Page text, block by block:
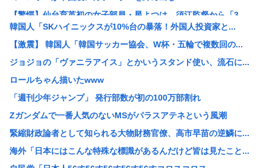
【驚愕】仙台育英初の女子部員・星よつは、須江監督から「3...
【悲報】侍戦士、井端を酷評「競馬の話以外は会話がなく意思...
【画像】お姉ちゃん（21）高校生の弟と一緒にお風呂に入っ...
ウクライナ、ついに力尽きる
韓国人の対日好感度が過去最高に、「ノージャパン」は終わっ...
高市洋一「アメリカで経済学を学んだ。MMT信者じゃありま...
【衝撃】「え、これカバー曲だったの！？」って知って驚いた...
中国Zbtlink製ルーター20機種にバックドア見つかる...
【悲報】ディズニーのおいなり巻（600円）、卑猥すぎて賛...
韓国人「SKハイニックスが10%台の暴落！外国人投資家と...
【激震】 韓国人「韓国サッカー協会、W杯・五輪で複数回の...
ジョジョの「ヴァニラアイス」とかいうスタンド使い、流石に...
ロールちゃん描いたwww
「週刊少年ジャンプ」 発行部数が初の100万部割れ
Zガンダムで一番人気のないMSがパラスアテネという風潮
緊縮財政論者として知られる大物財務官僚、高市早苗の逆鱗に...
海外「日本にはこんな特殊な標識があるんだけど皆は見たこと...